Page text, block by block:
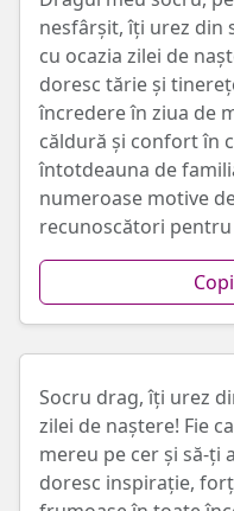
nesfârșit, îți urez din
cu ocazia zilei de
doresc tărie și
încredere în ziua de
căldură și confort în
întotdeauna de
numeroase motive
recunoscători
Socru drag, îți urez
zilei de naștere! Fie
mereu pe cer și să-ți
doresc inspirație,